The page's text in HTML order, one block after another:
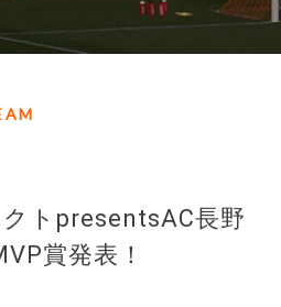
クトpresentsAC長野
賞発表！